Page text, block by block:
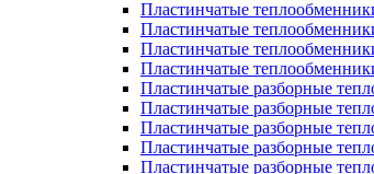
Пластинчатые
Пластинчатые
Пластинчатые
Пластинчатые
Пластинчатые разборные
Пластинчатые разборные
Пластинчатые разборные
Пластинчатые разборные
Пластинчатые разборные